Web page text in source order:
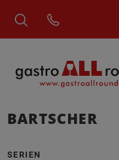
BARTSCHER
SERIEN